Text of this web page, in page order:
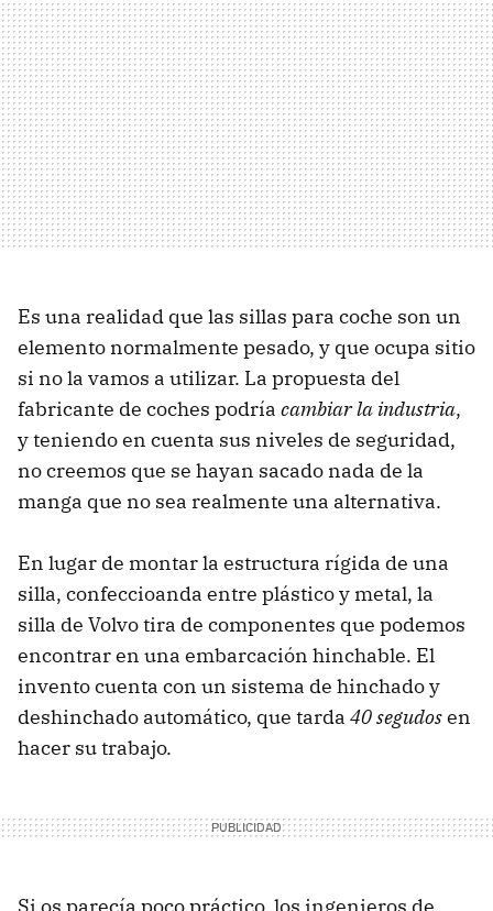
Es una realidad que las sillas para coche son un
elemento normalmente pesado, y que ocupa sitio
si no la vamos a utilizar. La propuesta del
fabricante de coches podría cambiar la industria,
y teniendo en cuenta sus niveles de seguridad,
no creemos que se hayan sacado nada de la
manga que no sea realmente una alternativa.
En lugar de montar la estructura rígida de una
silla, confeccioanda entre plástico y metal, la
silla de Volvo tira de componentes que podemos
encontrar en una embarcación hinchable. El
invento cuenta con un sistema de hinchado y
deshinchado automático, que tarda 40 segudosen
hacer su trabajo.
Si os parecía poco práctico, los ingenieros de